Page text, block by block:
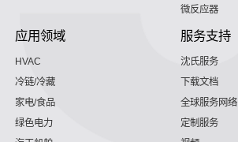
微反应器
应用领域
HVAC
冷链/冷藏
家电/食品
绿色电力
服务支持
沈氏服务
下载文档
全球服务网络
定制服务